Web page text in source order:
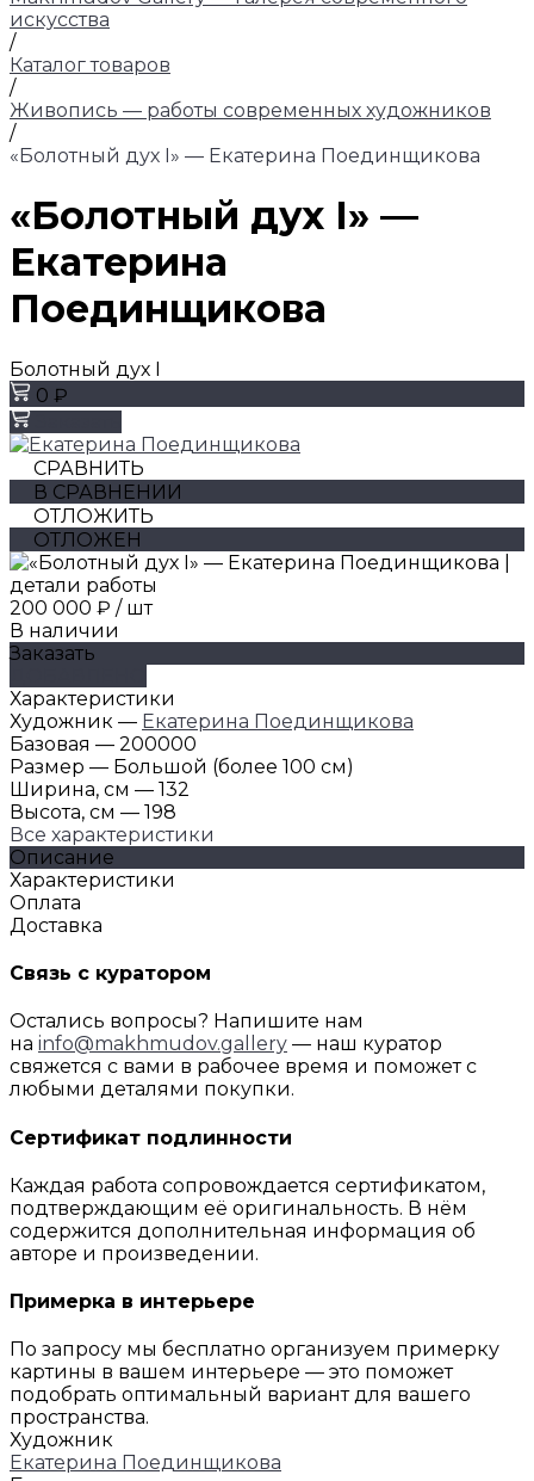
искусства
/
Каталог товаров
/
Живопись — работы современных художников
/
«Болотный дух I» — Екатерина Поединщикова
«Болотный дух I» —
Екатерина
Поединщикова
Болотный дух I
0 ₽
СРАВНИТЬ
В СРАВНЕНИИ
ОТЛОЖИТЬ
ОТЛОЖЕН
200 000 ₽ / шт
В наличии
Заказать
Характеристики
Художник — Екатерина Поединщикова
Базовая — 200000
Размер — Большой (более 100 см)
Ширина, см — 132
Высота, см — 198
Все характеристики
Описание
Характеристики
Оплата
Доставка
Связь с куратором
Остались вопросы? Напишите нам
на info@makhmudov.gallery — наш куратор
свяжется с вами в рабочее время и поможет с
любыми деталями покупки.
Сертификат подлинности
Каждая работа сопровождается сертификатом,
подтверждающим её оригинальность. В нём
содержится дополнительная информация об
авторе и произведении.
Примерка в интерьере
По запросу мы бесплатно организуем примерку
картины в вашем интерьере — это поможет
подобрать оптимальный вариант для вашего
пространства.
Художник
Екатерина Поединщикова